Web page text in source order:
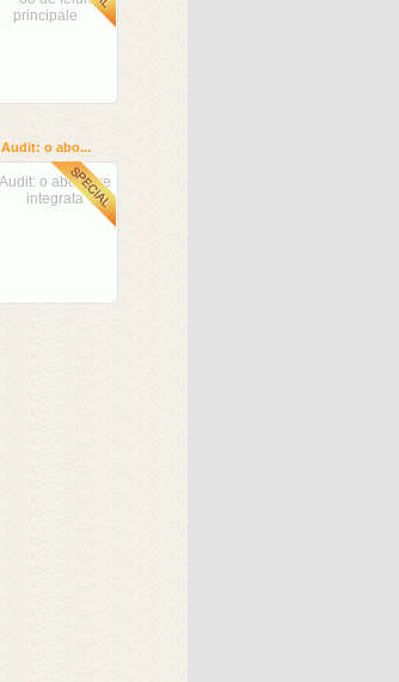
Audit: o abo...